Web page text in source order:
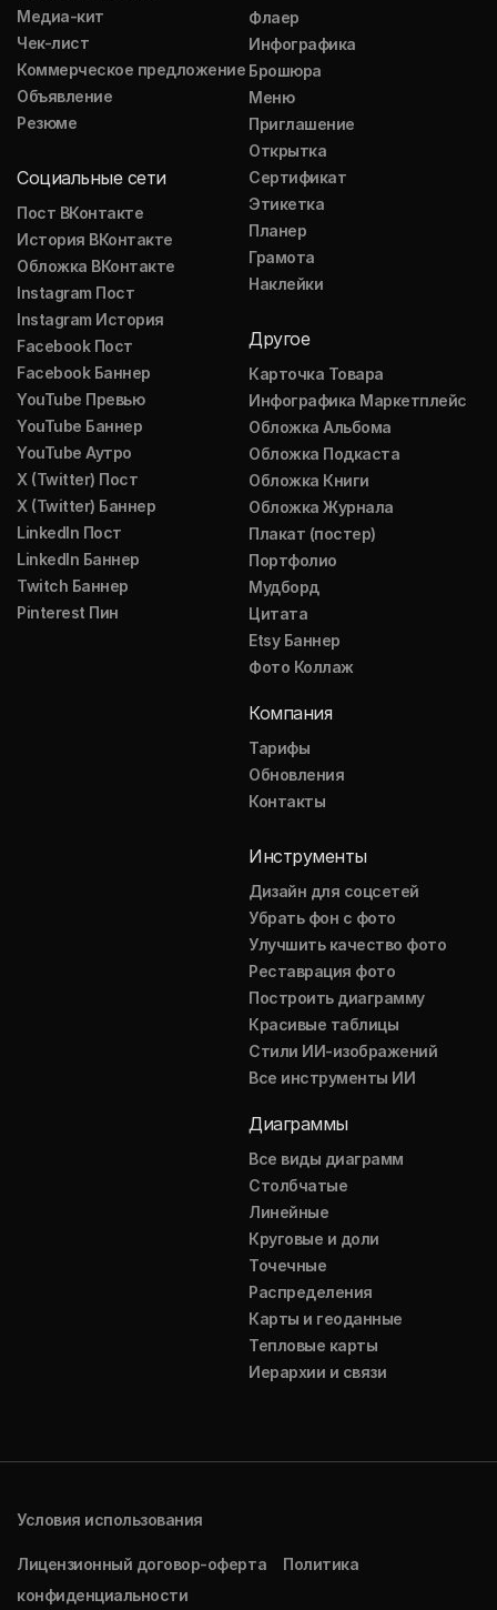
Медиа-кит
Чек-лист
Коммерческое предложение
Объявление
Резюме
Социальные сети
Пост ВКонтакте
История ВКонтакте
Обложка ВКонтакте
Instagram Пост
Instagram История
Facebook Пост
Facebook Баннер
YouTube Превью
YouTube Баннер
YouTube Аутро
X (Twitter) Пост
X (Twitter) Баннер
LinkedIn Пост
LinkedIn Баннер
Twitch Баннер
Pinterest Пин
Флаер
Инфографика
Брошюра
Меню
Приглашение
Открытка
Сертификат
Этикетка
Планер
Грамота
Наклейки
Другое
Карточка Товара
Инфографика Маркетплейс
Обложка Альбома
Обложка Подкаста
Обложка Книги
Обложка Журнала
Плакат (постер)
Портфолио
Мудборд
Цитата
Etsy Баннер
Фото Коллаж
Компания
Тарифы
Обновления
Контакты
Инструменты
Дизайн для соцсетей
Убрать фон с фото
Улучшить качество фото
Реставрация фото
Построить диаграмму
Красивые таблицы
Стили ИИ-изображений
Все инструменты ИИ
Диаграммы
Все виды диаграмм
Столбчатые
Линейные
Круговые и доли
Точечные
Распределения
Карты и геоданные
Тепловые карты
Иерархии и связи
Условия использования
Лицензионный договор-оферта
Политика
конфиденциальности